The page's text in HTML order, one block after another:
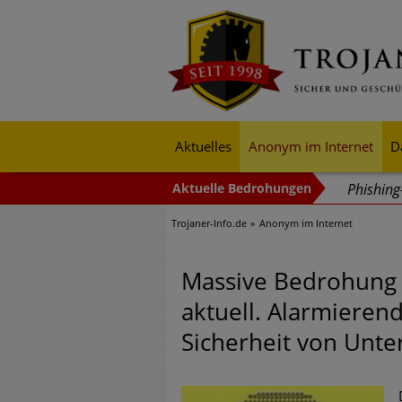
Aktuelles Anonym im Internet
Trends
mehr
Digitale
Trojaner-Info.de Anonym im Internet
Massive
aktuell.
Sicherheit von